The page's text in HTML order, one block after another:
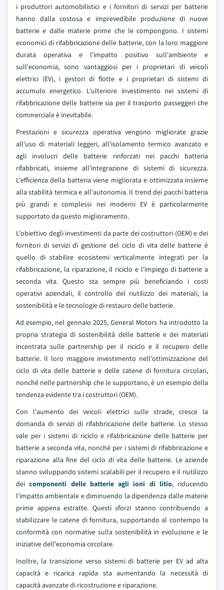
i produttori automobilistici e i fornitori di servizi per batterie
hanno dalla costosa e imprevedibile produzione di nuove
batterie e dalle materie prime che le compongono. I sistemi
economici di rifabbricazione delle batterie, con la loro maggiore
durata operativa e l'impatto positivo sull'ambiente e
sull'economia, sono vantaggiosi per i proprietari di veicoli
elettrici (EV), i gestori di flotte e i proprietari di sistemi di
accumulo energetico. L'ulteriore investimento nei sistemi di
rifabbricazione delle batterie sia per il trasporto passeggeri che
commerciale è inevitabile.
Prestazioni e sicurezza operativa vengono migliorate grazie
all'uso di materiali leggeri, all'isolamento termico avanzato e
agli involucri delle batterie rinforzati nei pacchi batteria
rifabbricati, insieme all'integrazione di sistemi di sicurezza.
L'efficienza della batteria viene migliorata e ottimizzata insieme
alla stabilità termica e all'autonomia. Il trend dei pacchi batteria
più grandi e complessi nei moderni EV è particolarmente
supportato da questo miglioramento.
L'obiettivo degli investimenti da parte dei costruttori (OEM) e dei
fornitori di servizi di gestione del ciclo di vita delle batterie è
quello di stabilire ecosistemi verticalmente integrati per la
rifabbricazione, la riparazione, il riciclo e l'impiego di batterie a
seconda vita. Questo sta sempre più beneficiando i costi
operativi aziendali, il controllo del riutilizzo dei materiali, la
sostenibilità e le tecnologie di restauro delle batterie.
Ad esempio, nel gennaio 2025, General Motors ha introdotto la
propria strategia di sostenibilità delle batterie e dei materiali
incentrata sulle partnership per il riciclo e il recupero delle
batterie. Il loro maggiore investimento nell'ottimizzazione del
ciclo di vita delle batterie e delle catene di fornitura circolari,
nonché nelle partnership che le supportano, è un esempio della
tendenza evidente tra i costruttori (OEM).
Con l'aumento dei veicoli elettrici sulle strade, cresce la
domanda di servizi di rifabbricazione delle batterie. Lo stesso
vale per i sistemi di riciclo e rifabbricazione delle batterie per
batterie a seconda vita, nonché per i sistemi di rifabbricazione e
riparazione alla fine del ciclo di vita delle batterie. Le aziende
stanno sviluppando sistemi scalabili per il recupero e il riutilizzo
deicomponenti delle batterie agli ioni di litio, riducendo
l'impatto ambientale e diminuendo la dipendenza dalle materie
prime appena estratte. Questi sforzi stanno contribuendo a
stabilizzare le catene di fornitura, supportando al contempo la
conformità con normative sulla sostenibilità in evoluzione e le
iniziative dell'economia circolare.
Inoltre, la transizione verso sistemi di batterie per EV ad alta
capacità e ricarica rapida sta aumentando la necessità di
capacità avanzate di ricostruzione e riparazione.